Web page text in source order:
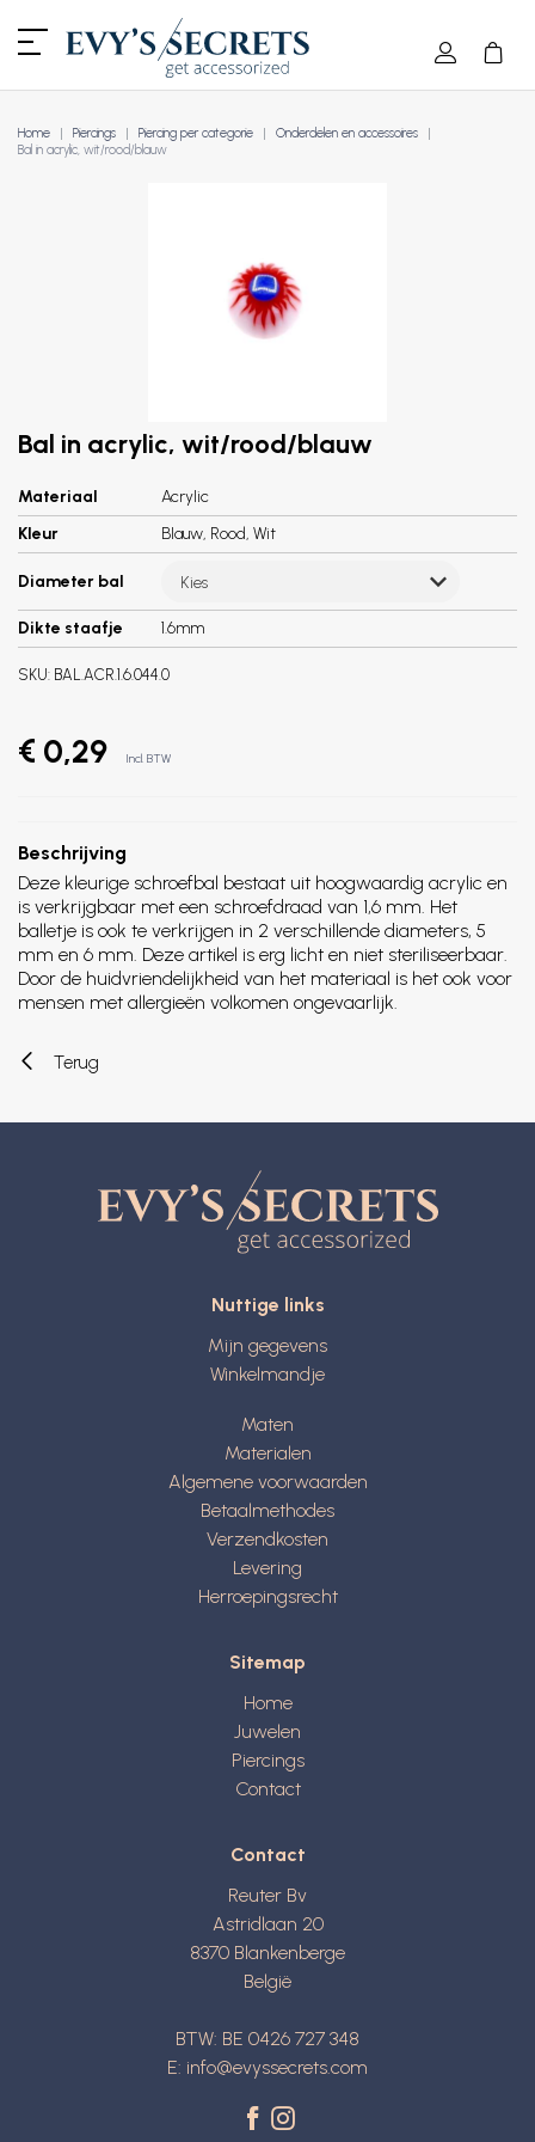
Home Piercings Piercing per categorie
Onderdelen en accessoires
Bal in acrylic, wit/rood/blauw
Bal in acrylic, wit/rood/blauw
Materiaal
Acrylic
Kleur
Blauw, Rood, Wit
Diameter bal Kies
Dikte staafje 1.6mm
SKU: BAL.ACR.1.6.044.0
€ 0,29 Incl. BTW
Beschrijving
Deze kleurige schroefbal bestaat uit hoogwaardig acrylic en
is verkrijgbaar met een schroefdraad van 1,6 mm. Het
balletje is ook te verkrijgen in 2 verschillende diameters, 5
mm en 6 mm. Deze artikel is erg licht en niet steriliseerbaar.
Door de huidvriendelijkheid van het materiaal is het ook voor
mensen met allergieën volkomen ongevaarlijk.
Terug
Nuttige links
Mijn gegevens
Winkelmandje
Maten
Materialen
Algemene voorwaarden
Betaalmethodes
Verzendkosten
Levering
Herroepingsrecht
Sitemap
Home
Juwelen
Piercings
Contact
Contact
Reuter Bv
Astridlaan 20
8370 Blankenberge
België
BTW: BE 0426 727 348
E: info@evyssecrets.com